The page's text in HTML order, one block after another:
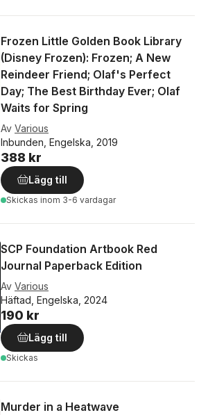
Frozen Little Golden Book Library
(Disney Frozen): Frozen; A New
Reindeer Friend; Olaf's Perfect
Day; The Best Birthday Ever; Olaf
Waits for Spring
Av Various
Inbunden, Engelska, 2019
388 kr
Lägg till
Skickas inom 3-6 vardagar
SCP Foundation Artbook Red
Journal Paperback Edition
Av Various
Häftad, Engelska, 2024
190 kr
Lägg till
Skickas
Murder in a Heatwave